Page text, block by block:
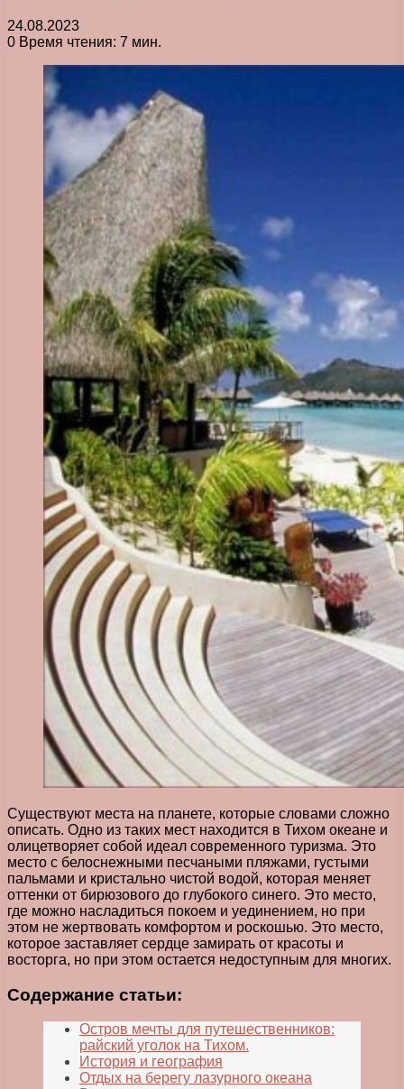
24.08.2023
0 Время чтения: 7 мин.
Существуют места на планете, которые словами сложно
описать. Одно из таких мест находится в Тихом океане и
олицетворяет собой идеал современного туризма. Это
место с белоснежными песчаными пляжами, густыми
пальмами и кристально чистой водой, которая меняет
оттенки от бирюзового до глубокого синего. Это место,
где можно насладиться покоем и уединением, но при
этом не жертвовать комфортом и роскошью. Это место,
которое заставляет сердце замирать от красоты и
восторга, но при этом остается недоступным для многих.
Содержание статьи:
Остров мечты для путешественников:
райский уголок на Тихом.
История и география
Отдых на берегу лазурного океана